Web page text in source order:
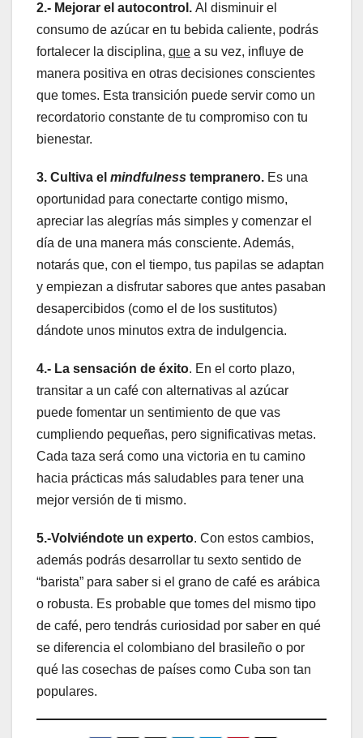
2.- Mejorar el autocontrol. Al disminuir el
consumo de azúcar en tu bebida caliente, podrás
fortalecer la disciplina, que a su vez, influye de
manera positiva en otras decisiones conscientes
que tomes. Esta transición puede servir como un
recordatorio constante de tu compromiso con tu
bienestar.
3. Cultiva el mindfulness tempranero. Es una
oportunidad para conectarte contigo mismo,
apreciar las alegrías más simples y comenzar el
día de una manera más consciente. Además,
notarás que, con el tiempo, tus papilas se adaptan
y empiezan a disfrutar sabores que antes pasaban
desapercibidos (como el de los sustitutos)
dándote unos minutos extra de indulgencia.
4.- La sensación de éxito. En el corto plazo,
transitar a un café con alternativas al azúcar
puede fomentar un sentimiento de que vas
cumpliendo pequeñas, pero significativas metas.
Cada taza será como una victoria en tu camino
hacia prácticas más saludables para tener una
mejor versión de ti mismo.
5.-Volviéndote un experto. Con estos cambios,
además podrás desarrollar tu sexto sentido de
“barista” para saber si el grano de café es arábica
o robusta. Es probable que tomes del mismo tipo
de café, pero tendrás curiosidad por saber en qué
se diferencia el colombiano del brasileño o por
qué las cosechas de países como Cuba son tan
populares.